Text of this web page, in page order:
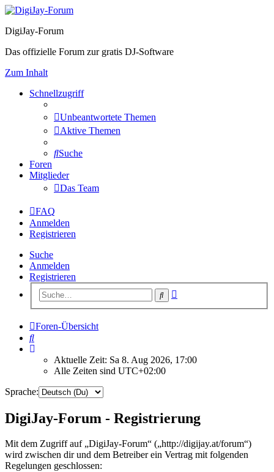
DigiJay-Forum
Das offizielle Forum zur gratis DJ-Software
Zum Inhalt
Schnellzugriff
Unbeantwortete Themen
Aktive Themen
Suche
Foren
Mitglieder
Das Team
FAQ
Anmelden
Registrieren
Suche
Anmelden
Registrieren
Suche
Foren-Übersicht
Suche
Aktuelle Zeit: Sa 8. Aug 2026, 17:00
Alle Zeiten sind UTC+02:00
Sprache:
DigiJay-Forum - Registrierung
Mit dem Zugriff auf „DigiJay-Forum“ („http://digijay.at/forum“)
wird zwischen dir und dem Betreiber ein Vertrag mit folgenden
Regelungen geschlossen: